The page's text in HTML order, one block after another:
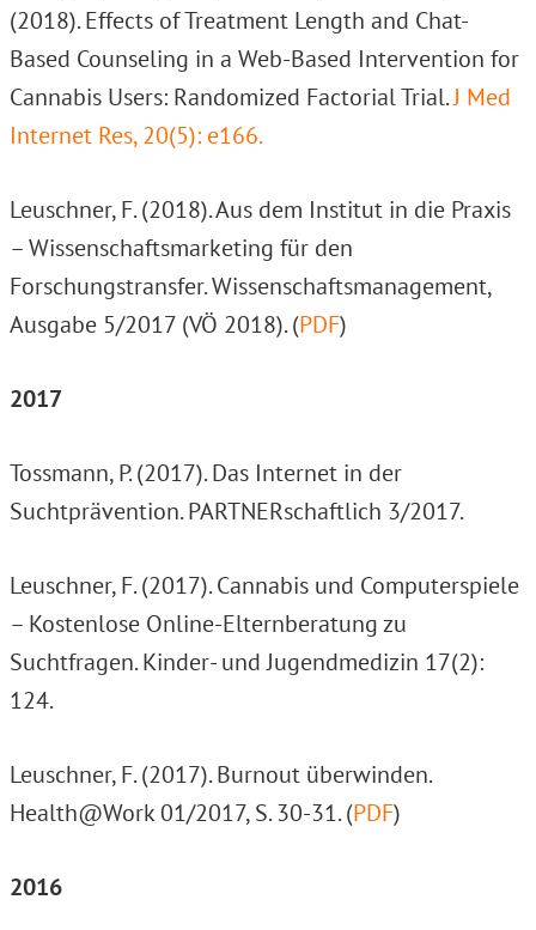
(2018). Effects of Treatment Length and Chat-
Based Counseling in a Web-Based Intervention for
Cannabis Users: Randomized Factorial Trial.J Med
Internet Res, 20(5): e166.
Leuschner, F. (2018). Aus dem Institut in die Praxis
– Wissenschaftsmarketing für den
Forschungstransfer. Wissenschaftsmanagement,
Ausgabe 5/2017 (VÖ 2018). (PDF)
2017
Tossmann, P. (2017). Das Internet in der
Suchtprävention. PARTNERschaftlich 3/2017.
Leuschner, F. (2017). Cannabis und Computerspiele
– Kostenlose Online-Elternberatung zu
Suchtfragen. Kinder- und Jugendmedizin 17(2):
124.
Leuschner, F. (2017). Burnout überwinden.
Health@Work 01/2017, S. 30-31. (PDF)
2016